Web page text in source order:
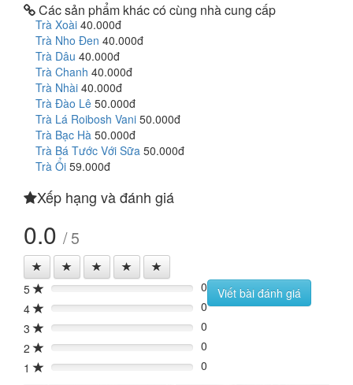
Các sản phẩm khác có cùng nhà cung cấp
Trà Xoài 40.000đ
Trà Nho Đen 40.000đ
Trà Dâu 40.000đ
Trà Chanh 40.000đ
Trà Nhài 40.000đ
Trà Đào Lê 50.000đ
Trà Lá Roibosh Vani 50.000đ
Trà Bạc Hà 50.000đ
Trà Bá Tước Với Sữa 50.000đ
Trà Ổi 59.000đ
Xếp hạng và đánh giá
0.0 / 5
5 0%
0
4
0%
0
3
0%
0
2
0%
0
1
0% 0
Viết bài đánh giá